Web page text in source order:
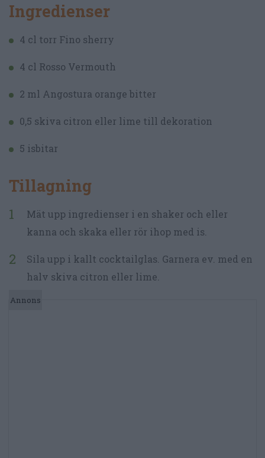
Ingredienser
4 cl torr Fino sherry
4 cl Rosso Vermouth
2 ml Angostura orange bitter
0,5 skiva citron eller lime till dekoration
5 isbitar
Tillagning
Mät upp ingredienser i en shaker och eller
kanna och skaka eller rör ihop med is.
Sila upp i kallt cocktailglas. Garnera ev. med en
halv skiva citron eller lime.